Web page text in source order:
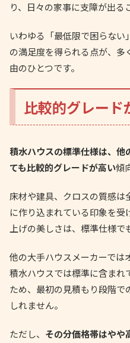
り、日々の家事に支障が出る
いわゆる「最低限で困らな
の満足度を得られる点が、
由のひとつです。
比較的グレード
積水ハウスの標準仕様は、他
ても比較的グレードが高い傾
床材や建具、クロスの質感は
に作り込まれている印象を
上げの美しさは、標準仕様で
他の大手ハウスメーカーでは
積水ハウスでは標準に含まれ
ため、最初の見積もり段階で
しれません。
ただし、 その分価格帯はやや